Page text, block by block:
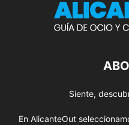
Siente,
En AlicanteOut